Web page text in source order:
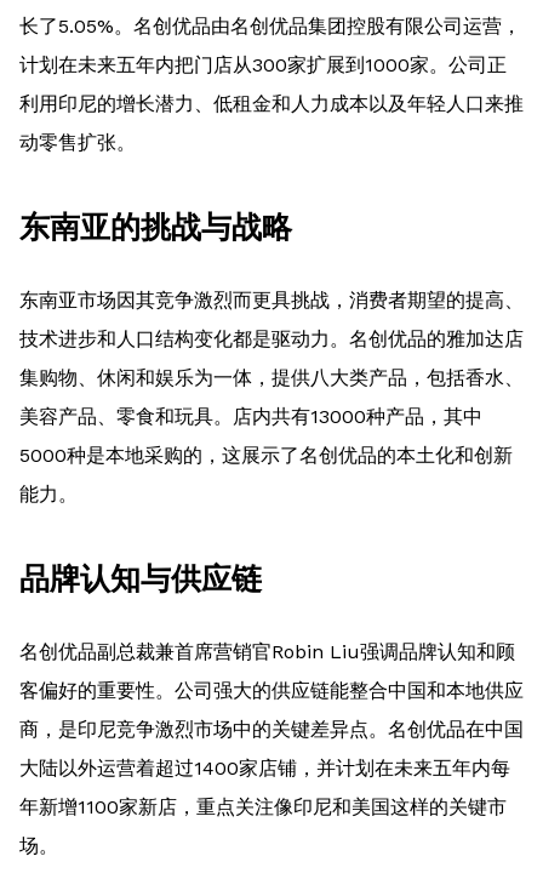
长了5.05%。名创优品由名创优品集团控股有限公司运营，
计划在未来五年内把门店从300家扩展到1000家。公司正
利用印尼的增长潜力、低租金和人力成本以及年轻人口来推
动零售扩张。
东南亚的挑战与战略
东南亚市场因其竞争激烈而更具挑战，消费者期望的提高、
技术进步和人口结构变化都是驱动力。名创优品的雅加达店
集购物、休闲和娱乐为一体，提供八大类产品，包括香水、
美容产品、零食和玩具。店内共有13000种产品，其中
5000种是本地采购的，这展示了名创优品的本土化和创新
能力。
品牌认知与供应链
名创优品副总裁兼首席营销官Robin Liu强调品牌认知和顾
客偏好的重要性。公司强大的供应链能整合中国和本地供应
商，是印尼竞争激烈市场中的关键差异点。名创优品在中国
大陆以外运营着超过1400家店铺，并计划在未来五年内每
年新增1100家新店，重点关注像印尼和美国这样的关键市
场。